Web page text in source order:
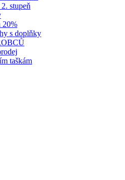
stupeň
20%
s doplňky
taškám